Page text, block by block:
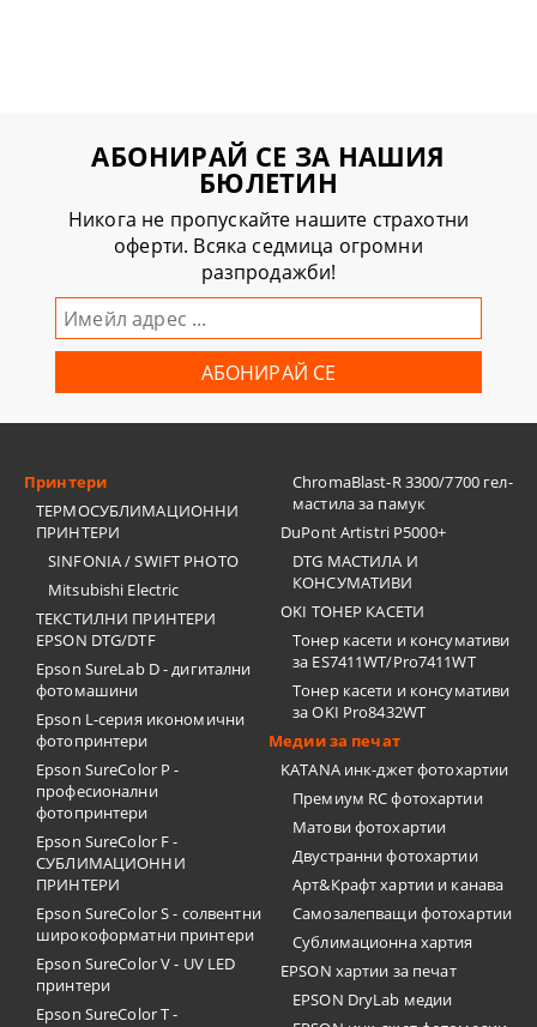
АБОНИРАЙ СЕ ЗА НАШИЯ
БЮЛЕТИН
Никога не пропускайте нашите страхотни
оферти. Всяка седмица огромни
разпродажби!
Принтери
ТЕРМОСУБЛИМАЦИОННИ
ПРИНТЕРИ
SINFONIA / SWIFT PHOTO
Mitsubishi Electric
ТЕКСТИЛНИ ПРИНТЕРИ
EPSON DTG/DTF
Epson SureLab D - дигитални
фотомашини
Epson L-серия икономични
фотопринтери
Epson SureColor P -
професионални
фотопринтери
Epson SureColor F -
СУБЛИМАЦИОННИ
ПРИНТЕРИ
Epson SureColor S - солвентни
широкоформатни принтери
Epson SureColor V - UV LED
принтери
Epson SureColor T -
ChromaBlast-R 3300/7700 гел-
мастила за памук
DuPont Artistri P5000+
DTG МАСТИЛА И
КОНСУМАТИВИ
OKI ТОНЕР КАСЕТИ
Тонер касети и консумативи
за ES7411WT/Pro7411WT
Тонер касети и консумативи
за OKI Pro8432WT
Медии за печат
KATANA инк-джет фотохартии
Премиум RC фотохартии
Матови фотохартии
Двустранни фотохартии
Арт&Крафт хартии и канава
Самозалепващи фотохартии
Сублимационна хартия
EPSON хартии за печат
EPSON DryLab медии